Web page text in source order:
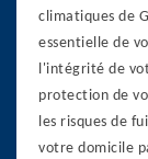
climatiques de
essentielle de
l'intégrité de
protection de
les risques de
votre domicile